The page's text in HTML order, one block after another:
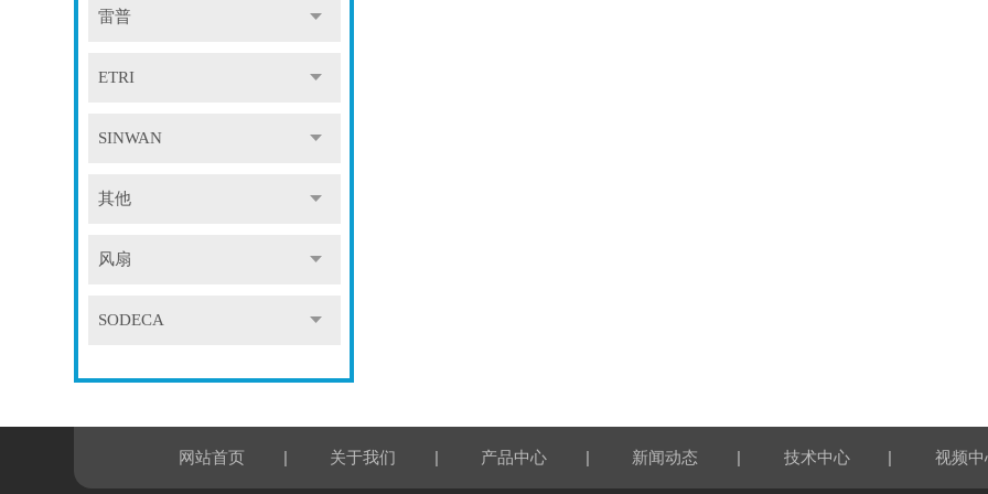
雷普
ETRI
SINWAN
其他
风扇
SODECA
网站首页 | 关于我们 | 产品中心 | 新闻动态 | 技术中心 | 视频中